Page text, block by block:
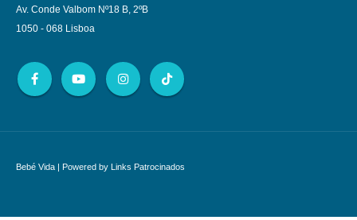
Av. Conde Valbom Nº18 B, 2ºB
1050 - 068 Lisboa
Bebé Vida | Powered by Links Patrocinados